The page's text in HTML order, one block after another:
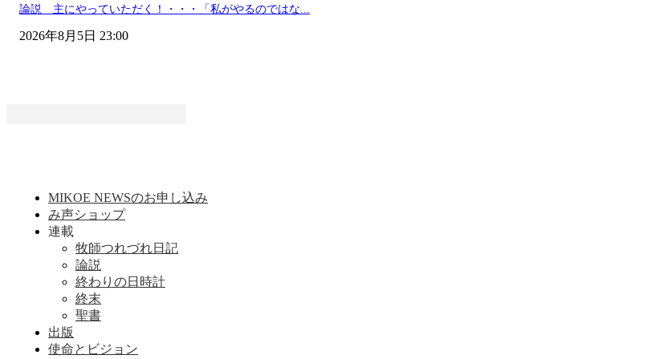
論説 主にやっていただく！・・・「私がやるのではな...
2026年8月5日 23:00
MIKOE NEWSのお申し込み
み声ショップ
連載
牧師つれづれ日記
論説
終わりの日時計
終末
聖書
出版
使命とビジョン